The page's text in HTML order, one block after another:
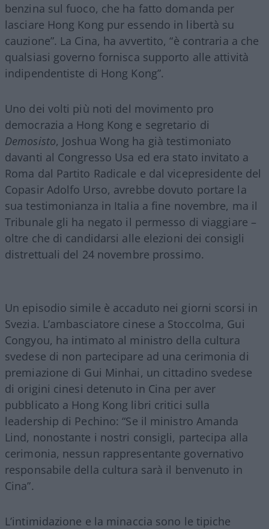
benzina sul fuoco, che ha fatto domanda per
lasciare Hong Kong pur essendo in libertà su
cauzione”. La Cina, ha avvertito, “è contraria a che
qualsiasi governo fornisca supporto alle attività
indipendentiste di Hong Kong”.
Uno dei volti più noti del movimento pro
democrazia a Hong Kong e segretario di
Demosisto, Joshua Wong ha già testimoniato
davanti al Congresso Usa ed era stato invitato a
Roma dal Partito Radicale e dal vicepresidente del
Copasir Adolfo Urso, avrebbe dovuto portare la
sua testimonianza in Italia a fine novembre, ma il
Tribunale gli ha negato il permesso di viaggiare –
oltre che di candidarsi alle elezioni dei consigli
distrettuali del 24 novembre prossimo.
Un episodio simile è accaduto nei giorni scorsi in
Svezia. L’ambasciatore cinese a Stoccolma, Gui
Congyou, ha intimato al ministro della cultura
svedese di non partecipare ad una cerimonia di
premiazione di Gui Minhai, un cittadino svedese
di origini cinesi detenuto in Cina per aver
pubblicato a Hong Kong libri critici sulla
leadership di Pechino: “Se il ministro Amanda
Lind, nonostante i nostri consigli, partecipa alla
cerimonia, nessun rappresentante governativo
responsabile della cultura sarà il benvenuto in
Cina”.
L’intimidazione e la minaccia sono le tipiche